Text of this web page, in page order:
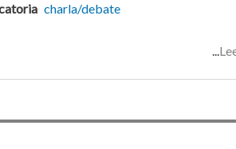
charla/debate